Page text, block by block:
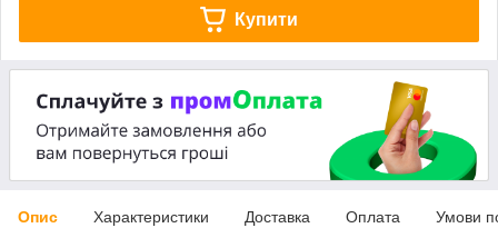
Купити
Опис Характеристики Доставка Оплата Умови